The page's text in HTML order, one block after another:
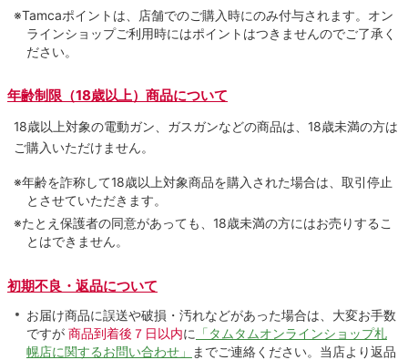
※Tamcaポイントは、店舗でのご購⼊時にのみ付与されます。オン
ラインショップご利用時にはポイントはつきませんのでご了承く
ださい。
年齢制限（18歳以上）商品について
18歳以上対象の電動ガン、ガスガンなどの商品は、18歳未満の方は
ご購入いただけません。
※年齢を詐称して18歳以上対象商品を購入された場合は、取引停止
とさせていただきます。
※たとえ保護者の同意があっても、18歳未満の方にはお売りするこ
とはできません。
初期不良・返品について
お届け商品に誤送や破損・汚れなどがあった場合は、大変お手数
ですが 商品到着後７日以内に 「タムタムオンラインショップ札
幌店に関するお問い合わせ」
までご連絡ください。当店より返品